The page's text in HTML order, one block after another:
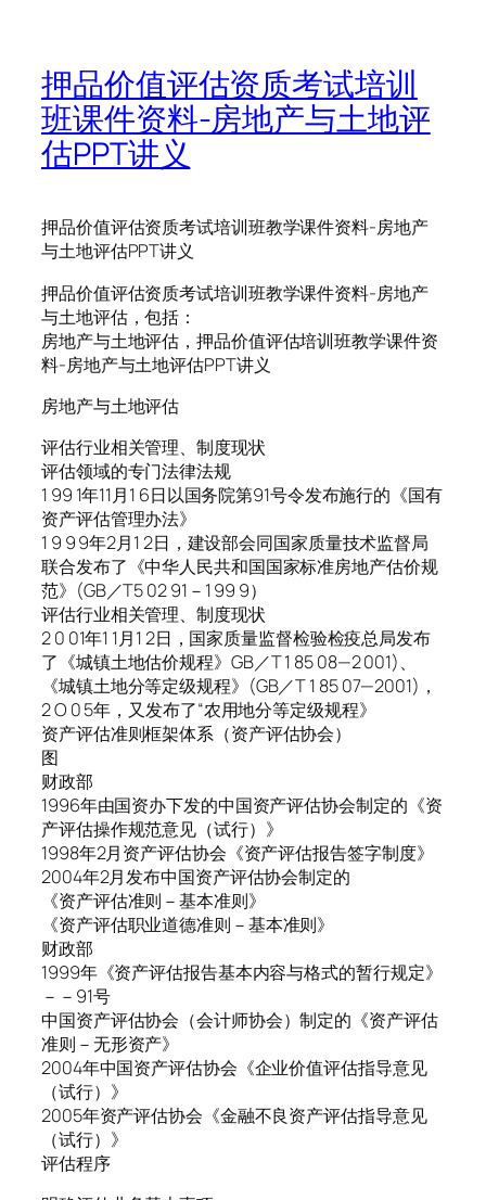
押品价值评估资质考试培训
班课件资料-房地产与土地评
估PPT讲义
押品价值评估资质考试培训班教学课件资料-房地产
与土地评估PPT讲义
押品价值评估资质考试培训班教学课件资料-房地产
与土地评估，包括：
房地产与土地评估，押品价值评估培训班教学课件资
料-房地产与土地评估PPT讲义
房地产与土地评估
评估行业相关管理、制度现状
评估领域的专门法律法规
1 99 1年11月1 6日以国务院第91号令发布施行的《国有
资产评估管理办法》
1 9 9 9年2月1 2日，建设部会同国家质量技术监督局
联合发布了《中华人民共和国国家标准房地产估价规
范》(GB／T5 02 91－1 99 9）
评估行业相关管理、制度现状
2 0 01年1 1月1 2日，国家质量监督检验检疫总局发布
了《城镇土地估价规程》GB／T 1 85 08—2 001)、
《城镇土地分等定级规程》(GB／T 1 85 07—2001)，
2 O 0 5年，又发布了“农用地分等定级规程》
资产评估准则框架体系（资产评估协会）
图
财政部
1996年由国资办下发的中国资产评估协会制定的《资
产评估操作规范意见（试行）》
1998年2月资产评估协会《资产评估报告签字制度》
2004年2月发布中国资产评估协会制定的
《资产评估准则－基本准则》
《资产评估职业道德准则－基本准则》
财政部
1999年《资产评估报告基本内容与格式的暂行规定》
－－91号
中国资产评估协会（会计师协会）制定的《资产评估
准则－无形资产》
2004年中国资产评估协会《企业价值评估指导意见
（试行）》
2005年资产评估协会《金融不良资产评估指导意见
（试行）》
评估程序